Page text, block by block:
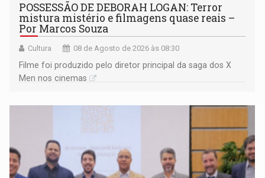
POSSESSÃO DE DEBORAH LOGAN: Terror
mistura mistério e filmagens quase reais –
Por Marcos Souza
Cultura 08 de Agosto de 2026 às 08:30
Filme foi produzido pelo diretor principal da saga dos X
Men nos cinemas